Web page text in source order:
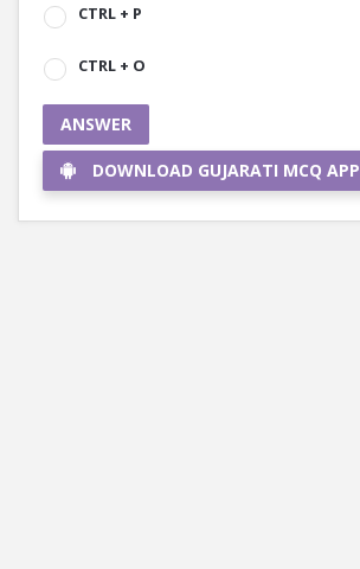
CTRL + P
CTRL + O
ANSWER
DOWNLOAD GUJARATI MCQ APP